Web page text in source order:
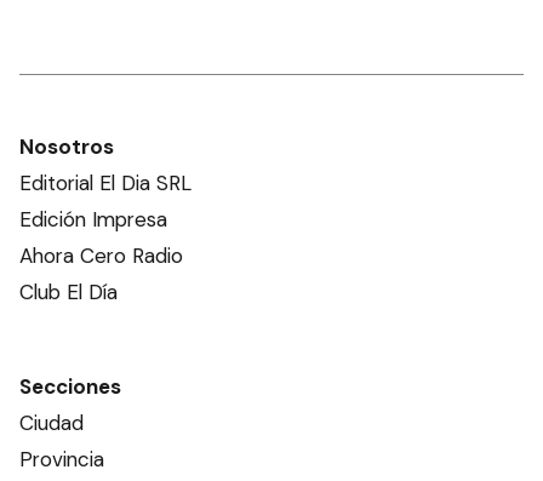
Nosotros
Editorial El Dia SRL
Edición Impresa
Ahora Cero Radio
Club El Día
Secciones
Ciudad
Provincia